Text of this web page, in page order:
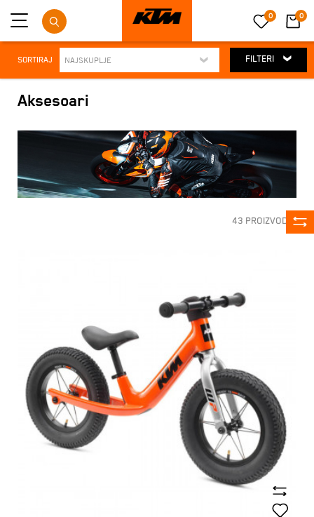
0
0
Aksesoari
SORTIRAJ FILTERI
43 PROIZVODA